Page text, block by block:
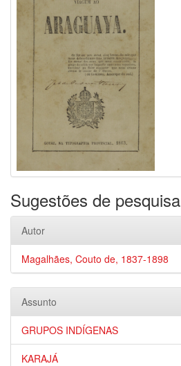
Sugestões de pesquisa
Autor
Magalhães, Couto de, 1837-1898
Assunto
GRUPOS INDÍGENAS
KARAJÁ